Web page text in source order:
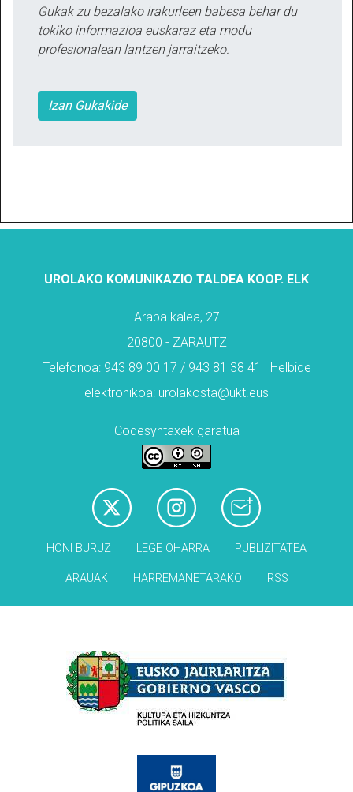
Gukak zu bezalako irakurleen babesa behar du
tokiko informazioa euskaraz eta modu
profesionalean lantzen jarraitzeko.
Izan Gukakide
UROLAKO KOMUNIKAZIO TALDEA KOOP. ELK
Araba kalea, 27
20800 - ZARAUTZ
Telefonoa: 943 89 00 17 / 943 81 38 41 | Helbide
elektronikoa: urolakosta@ukt.eus
Codesyntaxek garatua
HONI BURUZ LEGE OHARRA PUBLIZITATEA
ARAUAK HARREMANETARAKO RSS